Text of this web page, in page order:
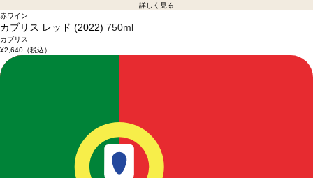
詳しく見る
赤ワイン
カブリス レッド (2022) 750ml
カブリス
¥2,640（税込）